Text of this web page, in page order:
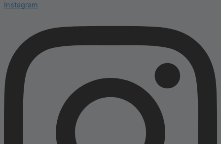
Instagram